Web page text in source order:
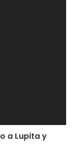
a Lupita y